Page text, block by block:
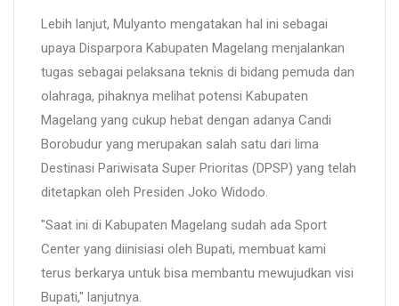
Lebih lanjut, Mulyanto mengatakan hal ini sebagai
upaya Disparpora Kabupaten Magelang menjalankan
tugas sebagai pelaksana teknis di bidang pemuda dan
olahraga, pihaknya melihat potensi Kabupaten
Magelang yang cukup hebat dengan adanya Candi
Borobudur yang merupakan salah satu dari lima
Destinasi Pariwisata Super Prioritas (DPSP) yang telah
ditetapkan oleh Presiden Joko Widodo.
"Saat ini di Kabupaten Magelang sudah ada Sport
Center yang diinisiasi oleh Bupati, membuat kami
terus berkarya untuk bisa membantu mewujudkan visi
Bupati," lanjutnya.